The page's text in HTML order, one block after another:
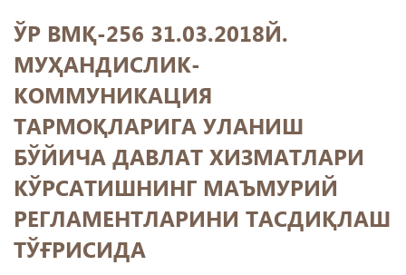
ЎР ВМҚ-256 31.03.2018Й.
МУҲАНДИСЛИК-
КОММУНИКАЦИЯ
ТАРМОҚЛАРИГА УЛАНИШ
БЎЙИЧА ДАВЛАТ ХИЗМАТЛАРИ
КЎРСАТИШНИНГ МАЪМУРИЙ
РЕГЛАМЕНТЛАРИНИ ТАСДИҚЛАШ
ТЎҒРИСИДА